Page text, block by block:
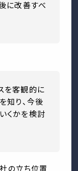
に改善すべ
を客観的に
知り、今後
くかを検討
の立ち位置